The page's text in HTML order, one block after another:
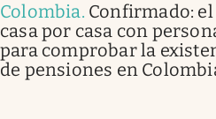
Colombia. Confirmado:
casa por casa con
para comprobar la
de pensiones en